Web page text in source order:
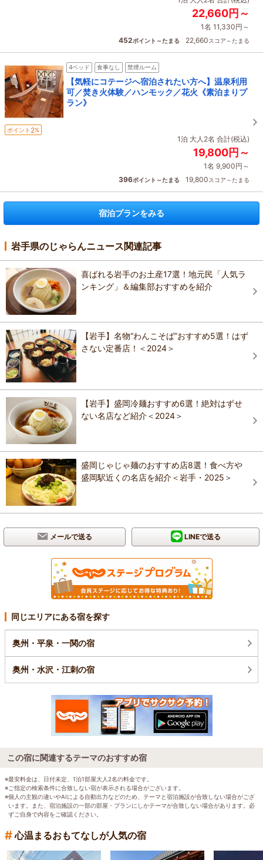
22,660円～
1名 11,330円～
452ポイント～たまる 22,660スコア～たまる
4ベッド 食事なし 禁煙ルーム
【気軽にコテージへ宿泊されたい方へ】温泉利用
可／焚き火体験／ハンモック／花火《素泊まりプ
ラン》
ポイント 2%
1泊 大人2名 合計(税込)
19,800円～
1名 9,900円～
396ポイント～たまる 19,800スコア～たまる
宿泊プランをみる
岩手県のじゃらんニュース関連記事
喜ばれる岩手のお土産17選！地元民「人気ラ
ンキング」＆編集部おすすめを紹介
【岩手】名物“わんこそば”おすすめ5選！はず
さない定番店！＜2024＞
【岩手】盛岡冷麺おすすめ6選！絶対はずせ
ない名店など紹介＜2024＞
盛岡じゃじゃ麺のおすすめ店8選！食べ方や
盛岡駅近くの名店を紹介＜岩手・2025＞
メールで送る LINEで送る
同じエリアにある宿を探す
奥州・平泉・一関の宿
奥州・水沢・江刺の宿
この宿に関連するテーマのおすすめ宿
※最安料金は、日付未定、1泊1部屋大人2名の料金です。
※ご指定の検索条件に合致しない宿が表示される場合がございます。
※個人の主観の違いやAIによる自動出力などのため、テーマと宿泊施設が合致しない場合がござ
います。また、宿泊施設の一部の部屋・プランにしかテーマが合致しない場合があります。必
ずご自身で内容をご確認ください。
# 心温まるおもてなしが人気の宿